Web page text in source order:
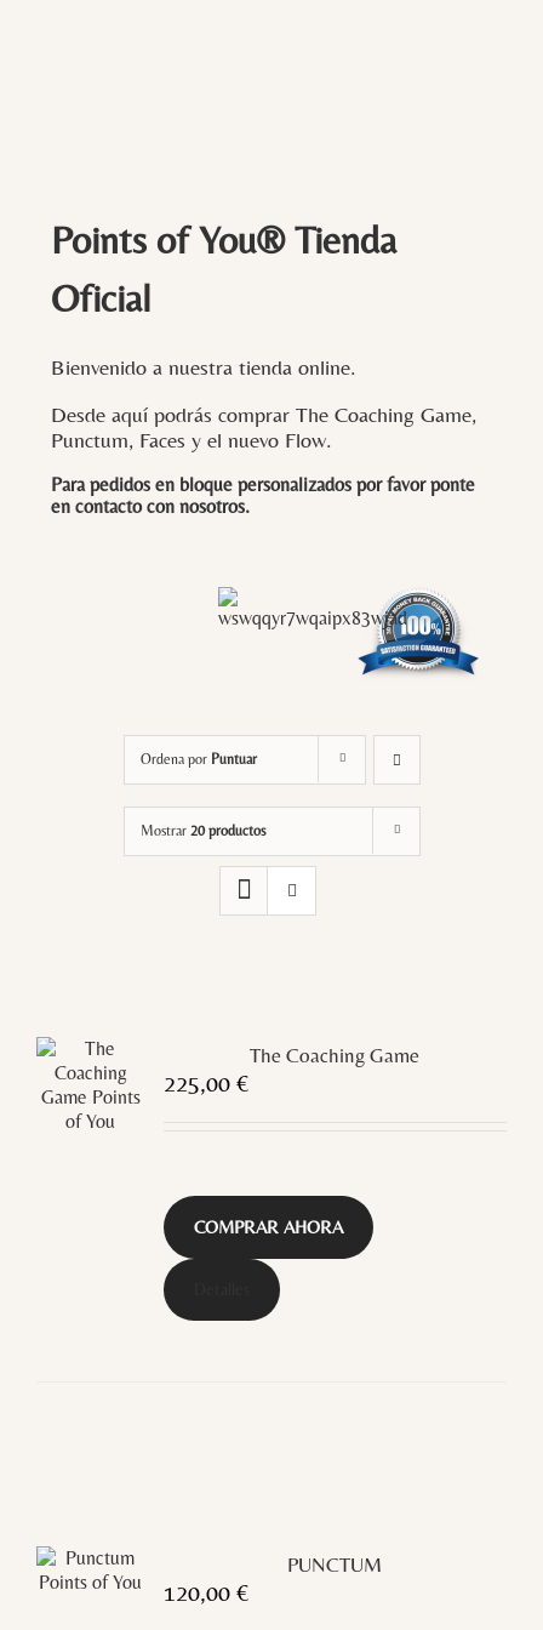
Points of You® Tienda
Oficial
Bienvenido a nuestra tienda online.
Desde aquí podrás comprar The Coaching Game,
Punctum, Faces y el nuevo Flow.
Para pedidos en bloque personalizados por favor ponte
en contacto con nosotros.
Ordena por Puntuar
Mostrar 20 productos
The Coaching Game
225,00 €
COMPRAR AHORA
PUNCTUM
120,00 €